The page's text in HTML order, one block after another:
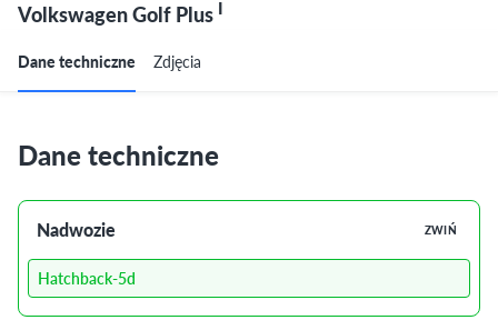
Volkswagen Golf Plus I
Dane techniczne Zdjęcia
Dane techniczne
Nadwozie ZWIŃ
Hatchback-5d